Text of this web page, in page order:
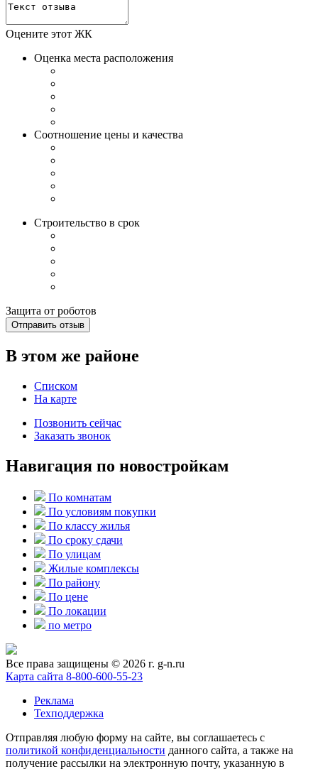
Оцените этот ЖК
Оценка места расположения
Соотношение цены и качества
Строительство в срок
Защита от роботов
Отправить отзыв
В этом же районе
Списком
На карте
Позвонить сейчас
Заказать звонок
Навигация по новостройкам
По комнатам
По условиям покупки
По классу жилья
По сроку сдачи
По улицам
Жилые комплексы
По району
По цене
По локации
по метро
Все права защищены © 2026 г. g-n.ru
Карта сайта 8-800-600-55-23
Реклама
Техподдержка
Отправляя любую форму на сайте, вы соглашаетесь с
политикой конфиденциальности данного сайта, а также на
получение рассылки на электронную почту, указанную в